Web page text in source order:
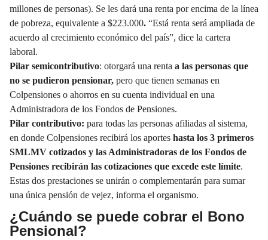
millones de personas). Se les dará una renta por encima de la línea
de pobreza, equivalente a $223.000. “Está renta será ampliada de
acuerdo al crecimiento económico del país”, dice la cartera
laboral.
Pilar semicontributivo: otorgará una renta a las personas que
no se pudieron pensionar, pero que tienen semanas en
Colpensiones o ahorros en su cuenta individual en una
Administradora de los Fondos de Pensiones.
Pilar contributivo: para todas las personas afiliadas al sistema,
en donde Colpensiones recibirá los aportes hasta los 3 primeros
SMLMV cotizados y las Administradoras de los Fondos de
Pensiones recibirán las cotizaciones que excede este límite.
Estas dos prestaciones se unirán o complementarán para sumar
una única pensión de vejez, informa el organismo.
¿Cuándo se puede cobrar el Bono
Pensional?